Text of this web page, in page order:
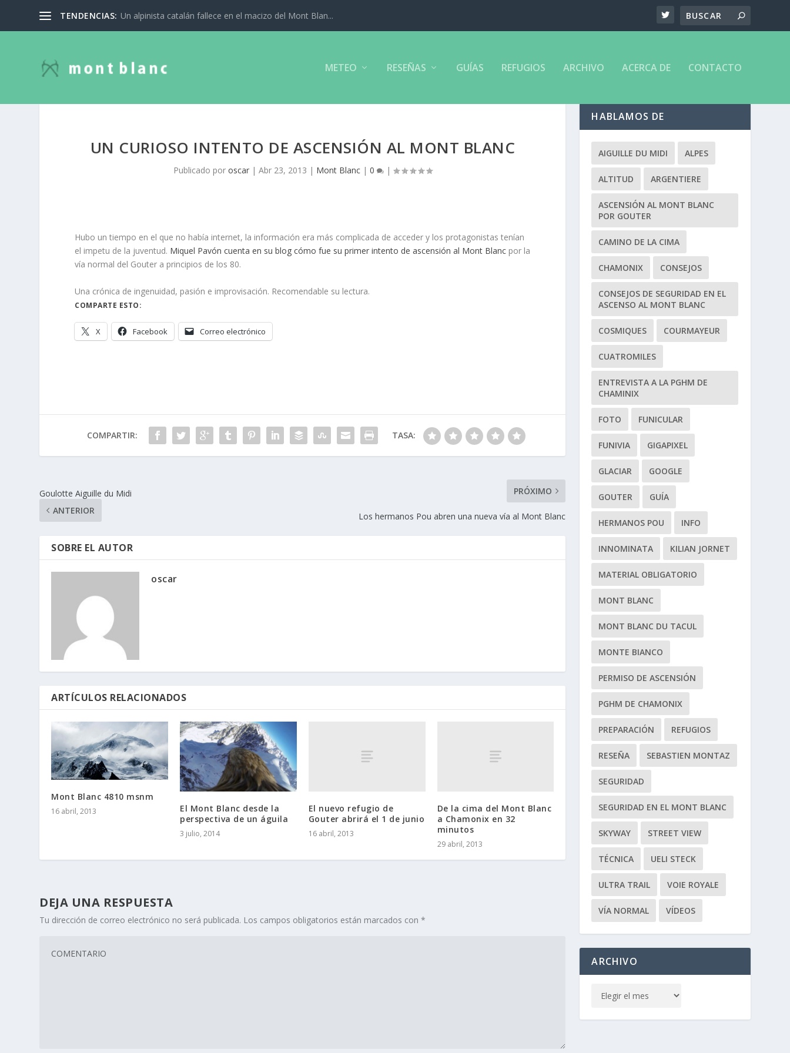
TENDENCIAS: Un alpinista catalán fallece en el macizo del Mont Blan...
METEO RESEÑAS GUÍAS REFUGIOS ARCHIVO ACERCA DE CONTACTO
UN CURIOSO INTENTO DE ASCENSIÓN AL MONT BLANC
Publicado por oscar| Abr 23, 2013 | Mont Blanc| 0 |
Hubo un tiempo en el que no había internet, la información era más complicada de acceder y los protagonistas tenían
el impetu de la juventud. Miquel Pavón cuenta en su blog cómo fue su primer intento de ascensión al Mont Blanc por la
vía normal del Gouter a principios de los 80.
Una crónica de ingenuidad, pasión e improvisación. Recomendable su lectura.
COMPARTE ESTO:
X Facebook Correo electrónico
COMPARTIR: TASA:
Goulotte Aiguille du Midi
ANTERIOR
PRÓXIMO
Los hermanos Pou abren una nueva vía al Mont Blanc
SOBRE EL AUTOR
oscar
ARTÍCULOS RELACIONADOS
Mont Blanc 4810 msnm
16 abril, 2013
El Mont Blanc desde la
perspectiva de un águila
3 julio, 2014
El nuevo refugio de
Gouter abrirá el 1 de junio
16 abril, 2013
De la cima del Mont Blanc
a Chamonix en 32
minutos
29 abril, 2013
DEJA UNA RESPUESTA
Tu dirección de correo electrónico no será publicada. Los campos obligatorios están marcados con*
HABLAMOS DE
AIGUILLE DU MIDI ALPES
ALTITUD ARGENTIERE
ASCENSIÓN AL MONT BLANC
POR GOUTER
CAMINO DE LA CIMA
CHAMONIX CONSEJOS
CONSEJOS DE SEGURIDAD EN EL
ASCENSO AL MONT BLANC
COSMIQUES COURMAYEUR
CUATROMILES
ENTREVISTA A LA PGHM DE
CHAMINIX
FOTO FUNICULAR
FUNIVIA GIGAPIXEL
GLACIAR GOOGLE
GOUTER GUÍA
HERMANOS POU INFO
INNOMINATA KILIAN JORNET
MATERIAL OBLIGATORIO
MONT BLANC
MONT BLANC DU TACUL
MONTE BIANCO
PERMISO DE ASCENSIÓN
PGHM DE CHAMONIX
PREPARACIÓN REFUGIOS
RESEÑA SEBASTIEN MONTAZ
SEGURIDAD
SEGURIDAD EN EL MONT BLANC
SKYWAY STREET VIEW
TÉCNICA UELI STECK
ULTRA TRAIL VOIE ROYALE
VÍA NORMAL VÍDEOS
ARCHIVO